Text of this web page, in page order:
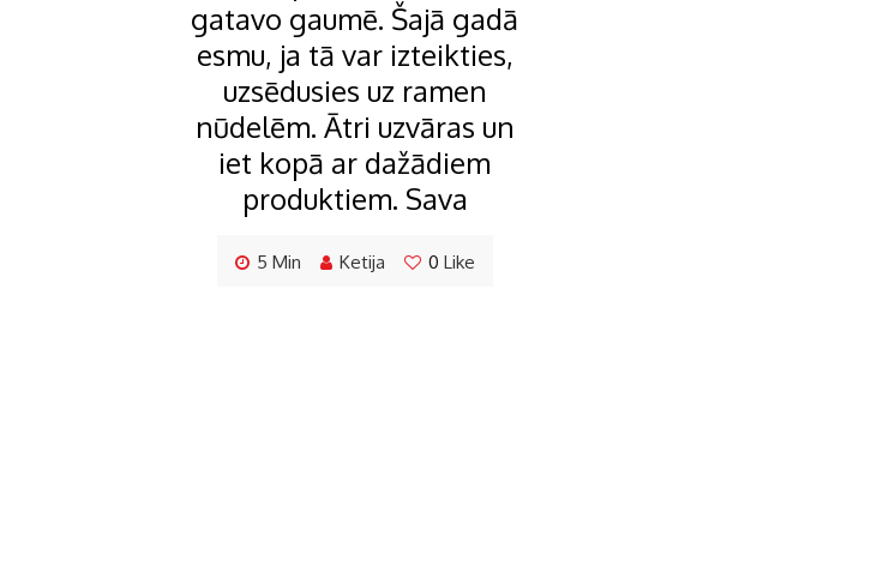
gatavo gaumē. Šajā gadā
esmu, ja tā var izteikties,
uzsēdusies uz ramen
nūdelēm. Ātri uzvāras un
iet kopā ar dažādiem
produktiem. Sava
5 Min Ketija 0 Like